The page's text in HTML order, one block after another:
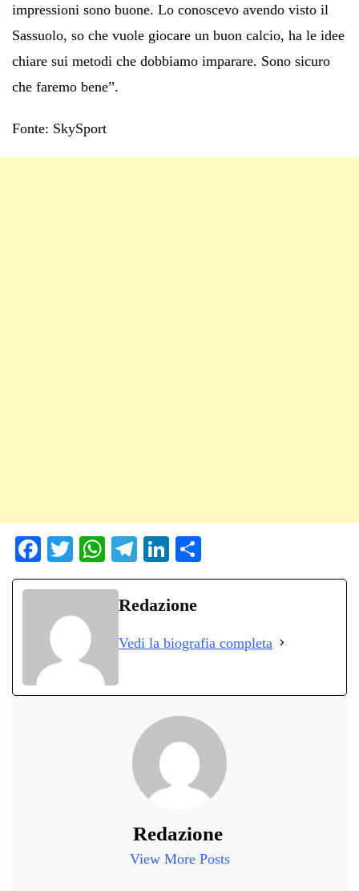
impressioni sono buone. Lo conoscevo avendo visto il
Sassuolo, so che vuole giocare un buon calcio, ha le idee
chiare sui metodi che dobbiamo imparare. Sono sicuro
che faremo bene”.
Fonte: SkySport
Fa
ce
ok
T
wi
r
W
ha
ts
pp
Te
le
gr
m
Li
nk
ed
on
di
Redazione
Vedi la biografia completa
Redazione
View More Posts